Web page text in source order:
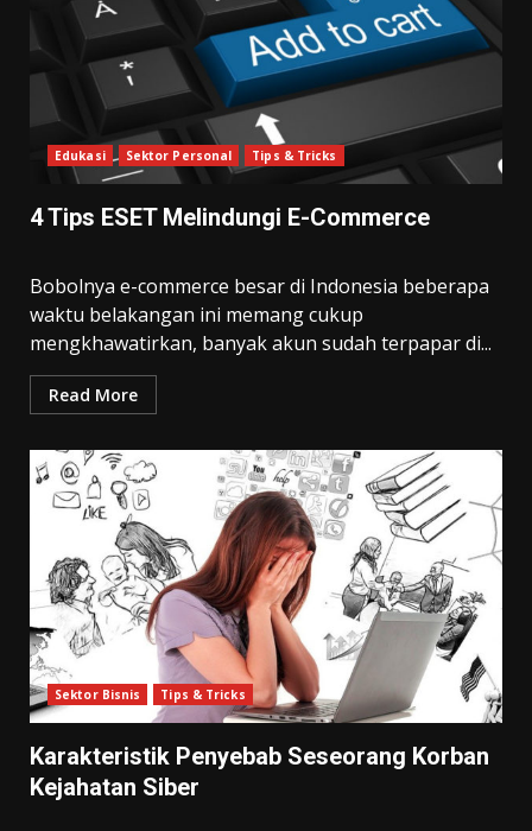
Edukasi Sektor Personal Tips & Tricks
4 Tips ESET Melindungi E-Commerce
Bobolnya e-commerce besar di Indonesia beberapa
waktu belakangan ini memang cukup
mengkhawatirkan, banyak akun sudah terpapar di...
Read More
Sektor Bisnis Tips & Tricks
Karakteristik Penyebab Seseorang Korban
Kejahatan Siber